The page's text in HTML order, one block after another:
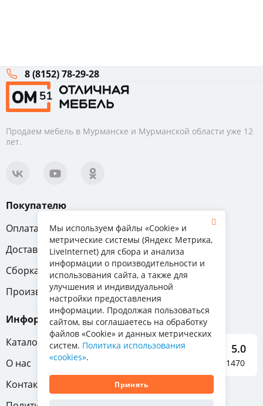
8 (8152) 78-29-28
Продаем мебель в Мурманске и Мурманской области уже 12
лет.
Покупателю
Оплата
Вопрос-ответ
Доставка
Обмен и возврат
Сборка
Гарантия
Производители
Информация
Каталог мебели
О нас
Контакты
5.0
Отзывы о нас 1470
Мы используем файлы «Cookie» и
метрические системы (Яндекс Метрика,
LiveInternet) для сбора и анализа
информации о производительности и
использования сайта, а также для
улучшения и индивидуальной
настройки предоставления
информации. Продолжая пользоваться
сайтом, вы соглашаетесь на обработку
файлов «Cookie» и данных метрических
систем. Политика использования
«cookies».
Принять